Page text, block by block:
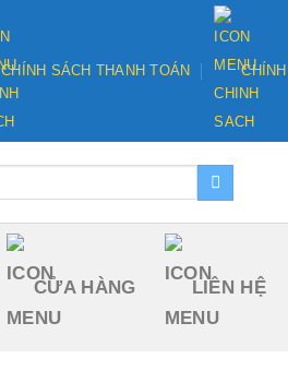
CHÍNH SÁCH THANH TOÁN
CỬA HÀNG LIÊN HỆ